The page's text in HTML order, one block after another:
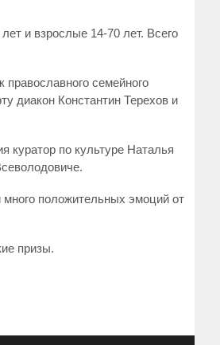
и взрослые 14-70 лет. Всего
православного семейного
диакон Константин Терехов и
куратор по культуре Наталья
положительных эмоций от
призы.